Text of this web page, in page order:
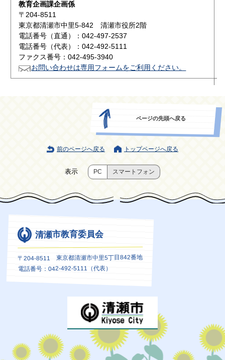
教育企画課企画係
〒204-8511
東京都清瀬市中里5-842 清瀬市役所2階
電話番号（直通）：042-497-2537
電話番号（代表）：042-492-5111
ファクス番号：042-495-3940
お問い合わせは専用フォームをご利用ください。
ページの先頭へ戻る
前のページへ戻る トップページへ戻る
表示 PC スマートフォン
清瀬市教育委員会
〒204-8511 東京都清瀬市中里5丁目842番地
電話番号：042-492-5111（代表）